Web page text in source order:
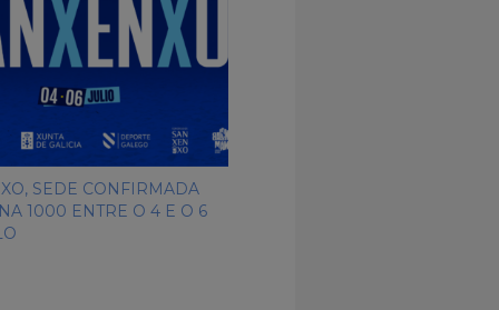
SEDE CONFIRMADA
1000 ENTRE O 4 E O 6